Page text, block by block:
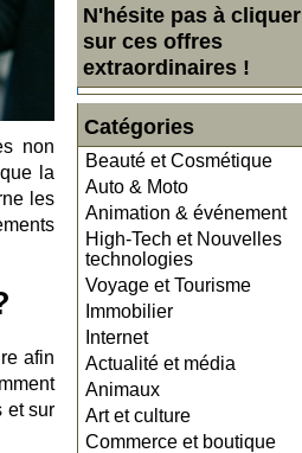
N'hésite pas à cliquer
sur ces offres
extraordinaires !
Catégories
Beauté et Cosmétique
Auto & Moto
Animation & événement
High-Tech et Nouvelles
technologies
Voyage et Tourisme
Immobilier
Internet
Actualité et média
Animaux
Art et culture
Commerce et boutique
non
la
les
afin
et sur